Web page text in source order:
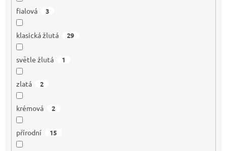
fialová 3
klasická žlutá 29
světle žlutá 1
zlatá 2
krémová 2
přírodní 15